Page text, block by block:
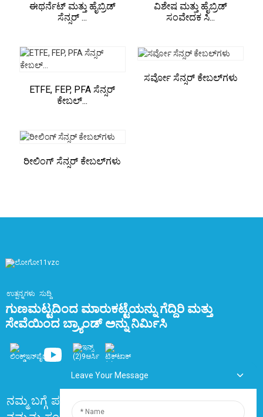
ಈಥರ್ನೆಟ್ ಮತ್ತು ಹೈಬ್ರಿಡ್
ಸೆನ್ಸರ್ ...
ವಿಶೇಷ ಮತ್ತು ಹೈಬ್ರಿಡ್
ಸಂವೇದಕ ಸಿ...
ETFE, FEP, PFA ಸೆನ್ಸರ್
ಕೇಬಲ್...
ಸರ್ವೋ ಸೆನ್ಸರ್ ಕೇಬಲ್‌ಗಳು
ರೀಲಿಂಗ್ ಸೆನ್ಸರ್ ಕೇಬಲ್‌ಗಳು
ಉತ್ಪನ್ನಗಳು ಸುದ್ದಿ
ಗುಣಮಟ್ಟದಿಂದ ಮಾರುಕಟ್ಟೆಯನ್ನು ಗೆದ್ದಿರಿ ಮತ್ತು
ಸೇವೆಯಿಂದ ಬ್ರ್ಯಾಂಡ್ ಅನ್ನು ನಿರ್ಮಿಸಿ
ನಮ್ಮ ಬಗ್ಗೆ ಪದೇ ಪದೇ ಕೇಳಲಾಗುವ ಪ್ರಶ್ನೆಗಳು
Leave Your Message